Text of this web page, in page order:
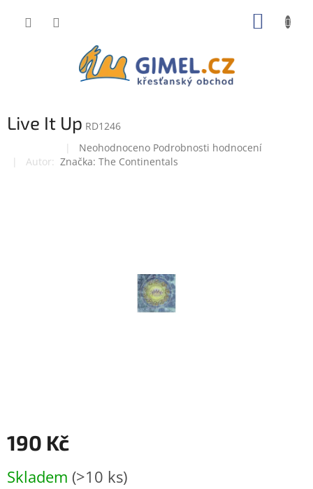
Live It Up RD1246
Průměrné
hodnocení
Neohodnoceno Podrobnosti hodnocení
Značka: The Continentals
190 Kč
cena:
Skladem (>10 ks)